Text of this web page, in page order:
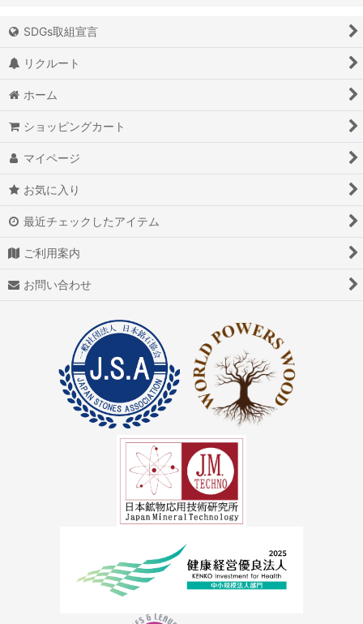
アイオライト
アイスクォーツ
アイリスクォーツ
アゼツライト
アフガナイト
アップルグリーンファントム
アベンチュリン
アレキサンドライト
SDGs取組宣言
リクルート
ホーム
ショッピングカート
マイページ
お気に入り
最近チェックしたアイテム
ご利用案内
お問い合わせ